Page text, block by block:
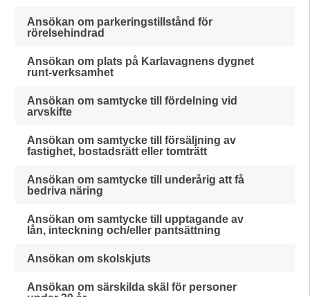
Ansökan om parkeringstillstånd för
rörelsehindrad
Ansökan om plats på Karlavagnens dygnet
runt-verksamhet
Ansökan om samtycke till fördelning vid
arvskifte
Ansökan om samtycke till försäljning av
fastighet, bostadsrätt eller tomträtt
Ansökan om samtycke till underårig att få
bedriva näring
Ansökan om samtycke till upptagande av
lån, inteckning och/eller pantsättning
Ansökan om skolskjuts
Ansökan om särskilda skäl för personer